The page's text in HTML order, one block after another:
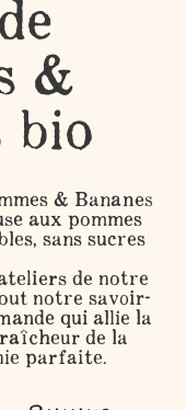
&
bio
& Bananes
aux pommes
sans sucres
de notre
notre savoir-
qui allie la
de la
parfaite.